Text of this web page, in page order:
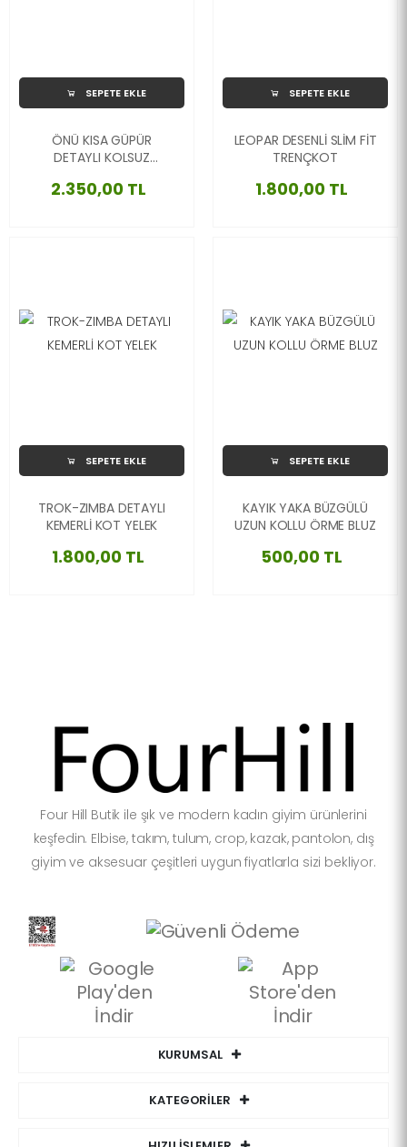
SEPETE EKLE
ÖNÜ KISA GÜPÜR
DETAYLI KOLSUZ
2.350,00 TL
SEPETE EKLE
LEOPAR DESENLİ SLİM FİT
TRENÇKOT
1.800,00 TL
SEPETE EKLE
TROK-ZIMBA DETAYLI
KEMERLİ KOT YELEK
1.800,00 TL
SEPETE EKLE
KAYIK YAKA BÜZGÜLÜ
UZUN KOLLU ÖRME BLUZ
500,00 TL
Four Hill Butik ile şık ve modern kadın giyim ürünlerini
keşfedin. Elbise, takım, tulum, crop, kazak, pantolon, dış
giyim ve aksesuar çeşitleri uygun fiyatlarla sizi bekliyor.
KURUMSAL
KATEGORİLER